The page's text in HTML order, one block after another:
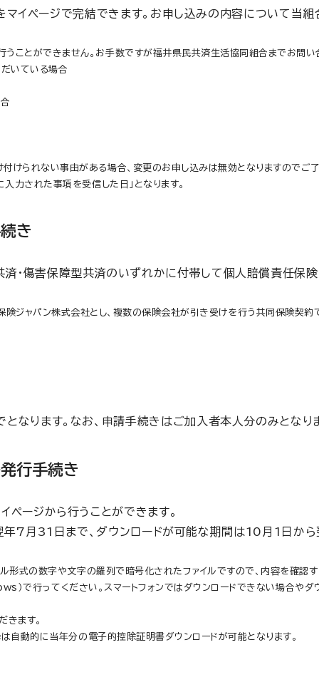
ページで完結できます。お申し込みの内容について当
ことができません。お手数ですが福井県民共済生活協同組合までお問い
いている場合
けられない事由がある場合、変更のお申し込みは無効となりますのでご
入力された事項を受信した日」となります。
き
・傷害保障型共済のいずれかに付帯して個人賠償責任保
ジャパン株式会社とし、複数の保険会社が引き受けを行う共同保険契約
ます。なお、申請手続きはご加入者本人分のみとな
行手続き
ージから行うことができます。
7月31日まで、ダウンロードが可能な期間は10月1日か
形式の数字や文字の羅列で暗号化されたファイルですので、内容を確認す
）で行ってください。スマートフォンではダウンロードできない場合やダ
ます。
自動的に当年分の電子的控除証明書ダウンロードが可能となります。